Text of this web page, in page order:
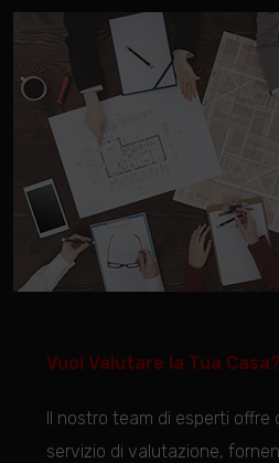
Vuoi Valutare la Tua Casa?
Il nostro team di esperti
servizio di valutazione,